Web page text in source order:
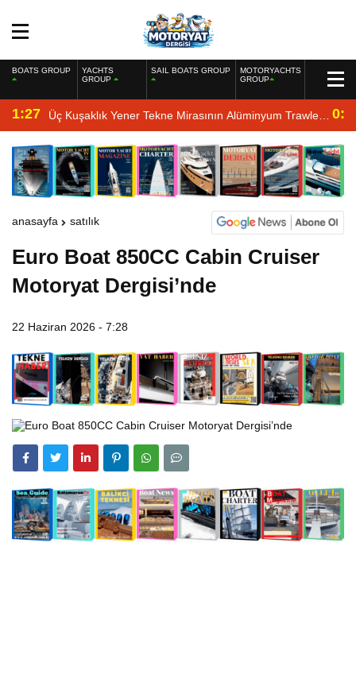
BOATS GROUP
YACHTS
GROUP
SAIL BOATS GROUP
MOTORYACHTS
GROUP
1:27 Üç Kuşaklık Yener Tekne Mirasının Alüminyum Trawler
Yorumu
anasayfa satılık
Euro Boat 850CC Cabin Cruiser
Motoryat Dergisi’nde
22 Haziran 2026 - 7:28